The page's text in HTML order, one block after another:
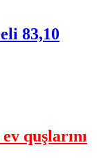
83,10
quşlarını